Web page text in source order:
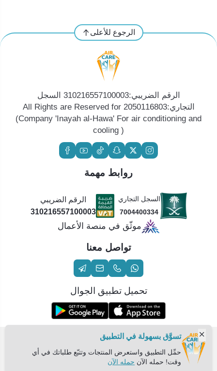
الرجوع للأعلى
الرقم الضريبي:310216557100003 السجل
التجاري:2050116803 All Rights are Reserved for
(Company 'Inayah al-Hawa' For air conditioning and
cooling )
روابط مهمة
السجل التجاري
7004400334
الرقم الضريبي
310216557100003
موثّق في منصة الأعمال
تواصل معنا
تحميل تطبيق الجوال
الحقوق محفوظة | 2026 عناية الهواء | شريك سكني الاستراتيجيتسوَّق بسهولة في التطبيق
حمِّل التطبيق واستعرض المنتجات وتتبّع طلباتك في أي
وقت! حمله الآن حمله الآن